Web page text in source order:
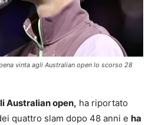
vinta agli Australian open lo scorso 28
Australian open, ha riportato
quattro slam dopo 48 anni e ha